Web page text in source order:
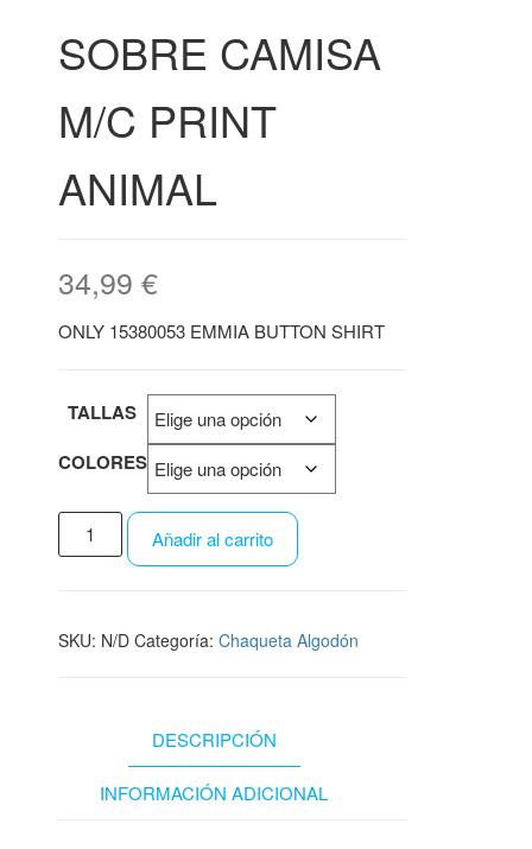
SOBRE CAMISA
M/C PRINT
ANIMAL
34,99 €
ONLY 15380053 EMMIA BUTTON SHIRT
TALLAS
COLORES
Añadir al carrito
SKU: N/D Categoría: Chaqueta Algodón
DESCRIPCIÓN
INFORMACIÓN ADICIONAL